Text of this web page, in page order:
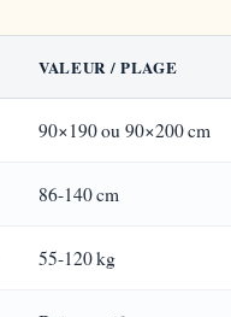
VALEUR / PLAGE
90×190 ou 90×200 cm
86-140 cm
55-120 kg